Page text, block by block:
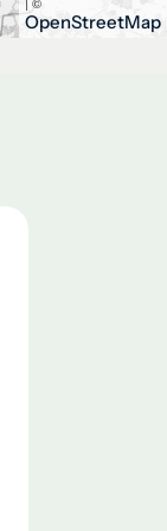
OpenStreetMap